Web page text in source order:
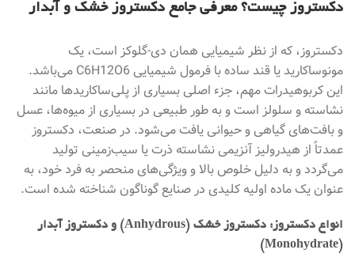
دکستروز چیست؟ معرفی جامع دکستروز خشک و آبدار
دکستروز، که از نظر شیمیایی همان دی-گلوکز است، یک
مونوساکارید یا قند ساده با فرمول شیمیایی C6H12O6 می‌باشد.
این کربوهیدرات مهم، جزء اصلی بسیاری از پلی‌ساکاریدها مانند
نشاسته و سلولز است و به طور طبیعی در بسیاری از میوه‌ها، عسل
و بافت‌های گیاهی و حیوانی یافت می‌شود. در صنعت، دکستروز
عمدتاً از هیدرولیز آنزیمی نشاسته ذرت یا سیب‌زمینی تولید
می‌گردد و به دلیل خلوص بالا و ویژگی‌های منحصر به فرد خود، به
عنوان یک ماده اولیه کلیدی در صنایع گوناگون شناخته شده است.
انواع دکستروز: دکستروز خشک (Anhydrous) و دکستروز آبدار
(Monohydrate)